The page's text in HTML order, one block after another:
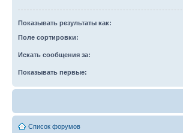
Показывать результаты как:
Поле сортировки:
Искать сообщения за:
Показывать первые:
Список форумов